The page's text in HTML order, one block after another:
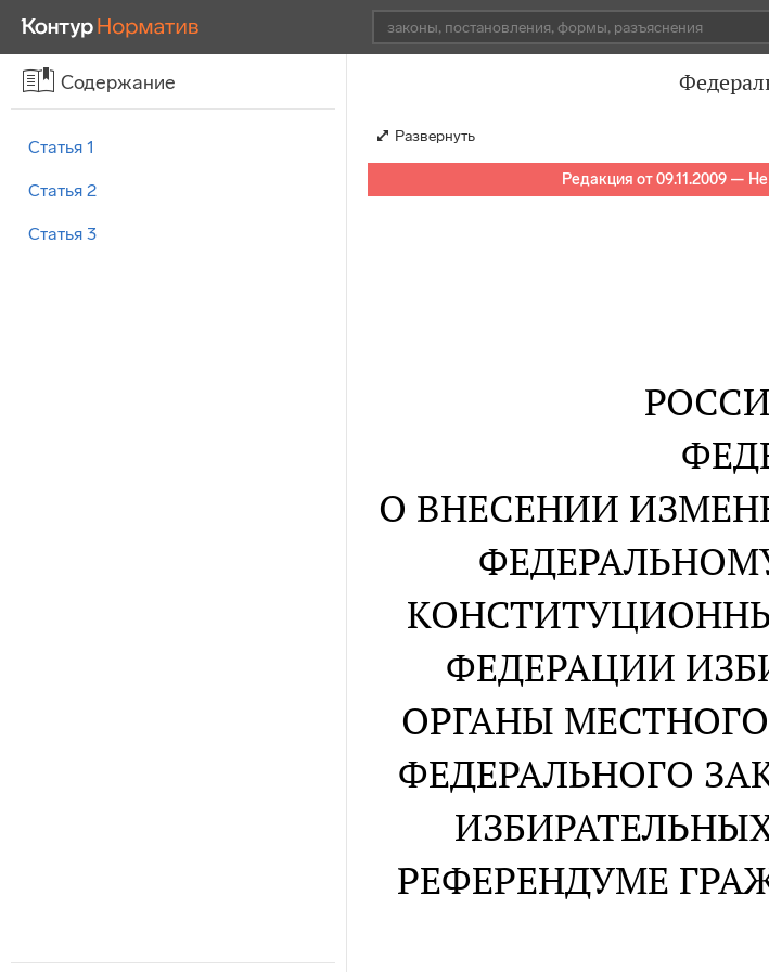
Содержание
Статья 1
Статья 2
Статья 3
Развернуть
Редакция от 09.11.2009 —
О ВНЕСЕНИИ
ФЕДЕРАЦИИ
ОРГАНЫ
ФЕДЕРАЛЬНОГО
РЕФЕРЕНДУМЕ